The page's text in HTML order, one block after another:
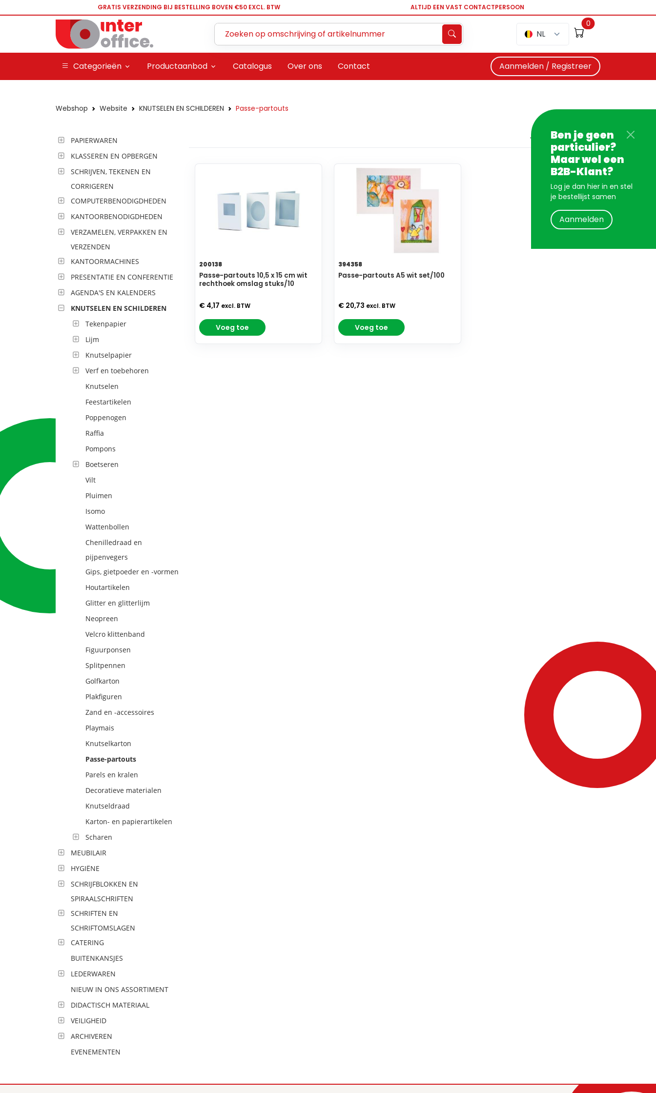
GRATIS VERZENDING BIJ BESTELLING BOVEN €50 EXCL. BTW ALTIJD EEN VAST CONTACTPERSOON
NL
0
Categorieën Productaanbod Catalogus Over ons Contact Aanmelden / Registreer
Ben je geen
particulier?
Maar wel een
B2B-Klant?
Log je dan hier in en stel
je bestellijst samen
Aanmelden
Webshop Website KNUTSELEN EN SCHILDEREN Passe-partouts
PAPIERWAREN
KLASSEREN EN OPBERGEN
SCHRIJVEN, TEKENEN EN
CORRIGEREN
COMPUTERBENODIGDHEDEN
KANTOORBENODIGDHEDEN
VERZAMELEN, VERPAKKEN EN
VERZENDEN
KANTOORMACHINES
PRESENTATIE EN CONFERENTIE
AGENDA'S EN KALENDERS
KNUTSELEN EN SCHILDEREN
Tekenpapier
Lijm
Knutselpapier
Verf en toebehoren
Knutselen
Feestartikelen
Poppenogen
Raffia
Pompons
Boetseren
Vilt
Pluimen
Isomo
Wattenbollen
Chenilledraad en
pijpenvegers
Gips, gietpoeder en -vormen
Houtartikelen
Glitter en glitterlijm
Neopreen
Velcro klittenband
Figuurponsen
Splitpennen
Golfkarton
Plakfiguren
Zand en -accessoires
Playmais
Knutselkarton
Passe-partouts
Parels en kralen
Decoratieve materialen
Knutseldraad
Karton- en papierartikelen
Scharen
MEUBILAIR
HYGIËNE
SCHRIJFBLOKKEN EN
SPIRAALSCHRIFTEN
SCHRIFTEN EN
SCHRIFTOMSLAGEN
CATERING
BUITENKANSJES
LEDERWAREN
NIEUW IN ONS ASSORTIMENT
DIDACTISCH MATERIAAL
VEILIGHEID
ARCHIVEREN
EVENEMENTEN
200138
Passe-partouts 10,5 x 15 cm wit
rechthoek omslag stuks/10
€ 4,17 excl. BTW
Voeg toe
394358
Passe-partouts A5 wit set/100
€ 20,73 excl. BTW
Voeg toe